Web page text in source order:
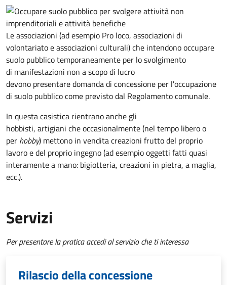
Le associazioni (ad esempio Pro loco, associazioni di
volontariato e associazioni culturali) che intendono occupare
suolo pubblico temporaneamente per lo svolgimento
di manifestazioni non a scopo di lucro
devono presentare domanda di concessione per l'occupazione
di suolo pubblico come previsto dal Regolamento comunale.
In questa casistica rientrano anche gli
hobbisti, artigiani che occasionalmente (nel tempo libero o
per hobby) mettono in vendita creazioni frutto del proprio
lavoro e del proprio ingegno (ad esempio oggetti fatti quasi
interamente a mano: bigiotteria, creazioni in pietra, a maglia,
ecc.).
Servizi
Per presentare la pratica accedi al servizio che ti interessa
Rilascio della concessione